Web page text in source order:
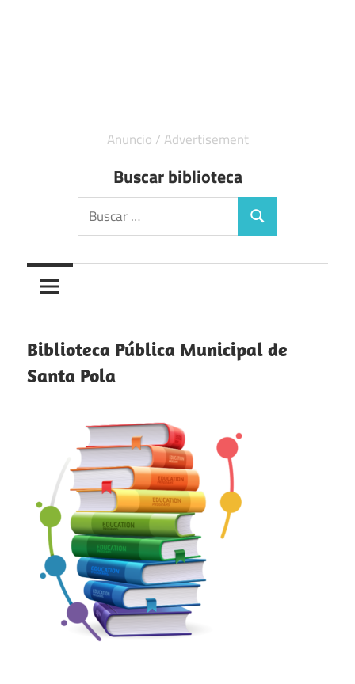
Buscar biblioteca
Buscar:
Buscar
Biblioteca Pública Municipal de
Santa Pola